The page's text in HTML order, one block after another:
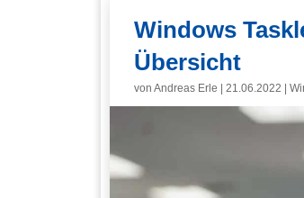
Windows
Übersicht
von Andreas Erle 21.06.2022